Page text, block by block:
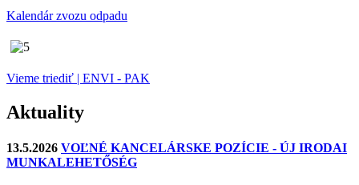
Kalendár zvozu odpadu
Vieme triediť | ENVI - PAK
Aktuality
13.5.2026 VOĽNÉ KANCELÁRSKE POZÍCIE - ÚJ IRODAI
MUNKALEHETŐSÉG